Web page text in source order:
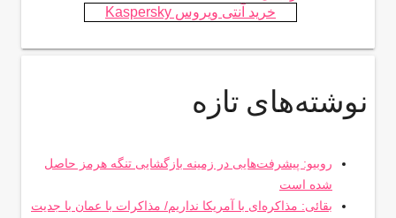
خرید آنتی ویروس Kaspersky
نوشته‌های تازه
روبیو: پیشرفت‌هایی در زمینه بازگشایی تنگه هرمز حاصل
شده است
بقائی: مذاکره‌ای با آمریکا نداریم/ مذاکرات با عمان با جدیت